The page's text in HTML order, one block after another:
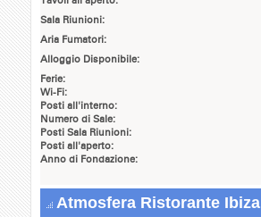
Sala Riunioni:
Aria Fumatori:
Alloggio Disponibile:
Ferie:
Wi-Fi:
Posti all'interno:
Numero di Sale:
Posti Sala Riunioni:
Posti all'aperto:
Anno di Fondazione:
Atmosfera Ristorante Ibiza